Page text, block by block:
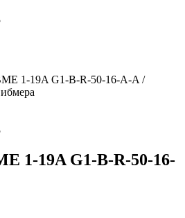
1-19A G1-B-R-50-16-